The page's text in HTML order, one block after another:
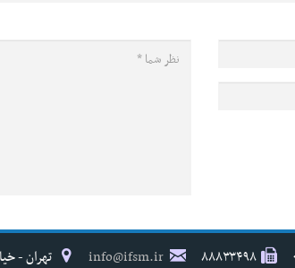
۸۸۸۳۳۴۹۸ info@ifsm.ir تهران -